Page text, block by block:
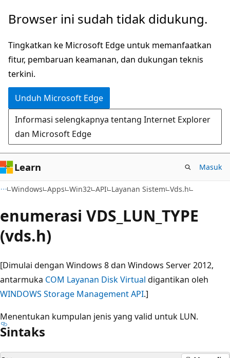
Lompati
konten
utama
Browser ini sudah tidak didukung.
Tingkatkan ke Microsoft Edge untuk memanfaatkan
fitur, pembaruan keamanan, dan dukungan teknis
terkini.
Unduh Microsoft Edge
Informasi selengkapnya tentang Internet Explorer
dan Microsoft Edge
Learn Masuk
Windows Apps Win32 API Layanan Sistem Vds.h
enumerasi VDS_LUN_TYPE
(vds.h)
[Dimulai dengan Windows 8 dan Windows Server 2012,
antarmuka COM Layanan Disk Virtual digantikan oleh
WINDOWS Storage Management API.]
Menentukan kumpulan jenis yang valid untuk LUN.
Sintaks